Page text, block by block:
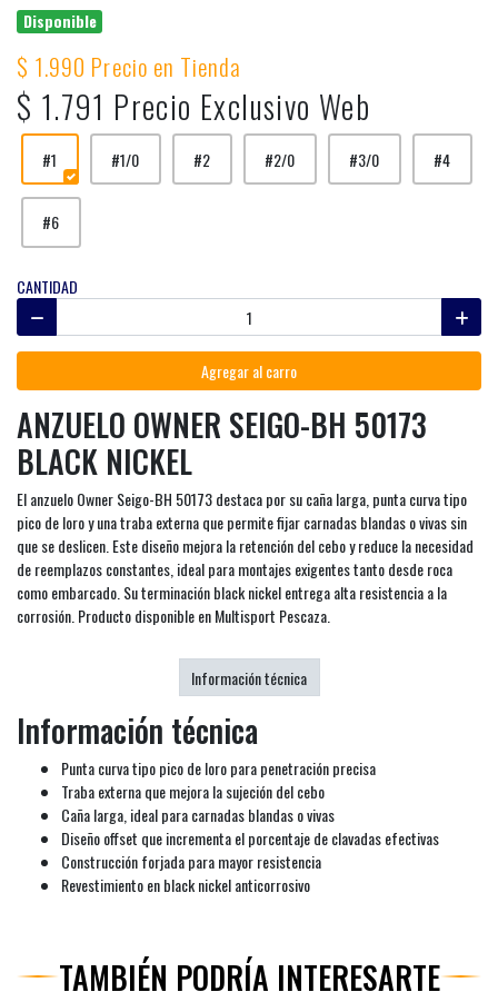
Disponible
$ 1.990 Precio en Tienda
$ 1.791 Precio Exclusivo Web
#1 #1/0 #2 #2/0 #3/0 #4
#6
CANTIDAD
Agregar al carro
ANZUELO OWNER SEIGO-BH 50173
BLACK NICKEL
El anzuelo Owner Seigo-BH 50173 destaca por su caña larga, punta curva tipo
pico de loro y una traba externa que permite fijar carnadas blandas o vivas sin
que se deslicen. Este diseño mejora la retención del cebo y reduce la necesidad
de reemplazos constantes, ideal para montajes exigentes tanto desde roca
como embarcado. Su terminación black nickel entrega alta resistencia a la
corrosión. Producto disponible en Multisport Pescaza.
Información técnica
Punta curva tipo pico de loro para penetración precisa
Traba externa que mejora la sujeción del cebo
Caña larga, ideal para carnadas blandas o vivas
Diseño offset que incrementa el porcentaje de clavadas efectivas
Construcción forjada para mayor resistencia
Revestimiento en black nickel anticorrosivo
Información técnica
TAMBIÉN PODRÍA INTERESARTE